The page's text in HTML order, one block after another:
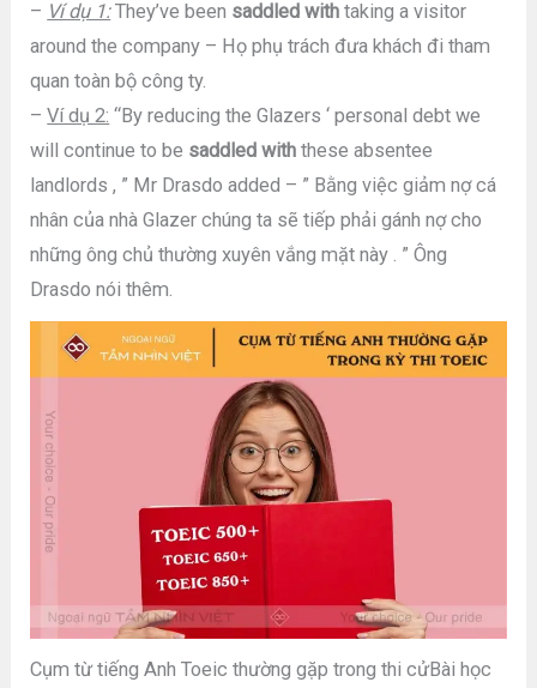
– Ví dụ 1:They’ve been saddled with taking a visitor
around the company – Họ phụ trách đưa khách đi tham
quan toàn bộ công ty.
–Ví dụ 2: “By reducing the Glazers ‘ personal debt we
will continue to be saddled with these absentee
landlords , ” Mr Drasdo added – ” Bằng việc giảm nợ cá
nhân của nhà Glazer chúng ta sẽ tiếp phải gánh nợ cho
những ông chủ thường xuyên vắng mặt này . ” Ông
Drasdo nói thêm.
Cụm từ tiếng Anh Toeic thường gặp trong thi cửBài học